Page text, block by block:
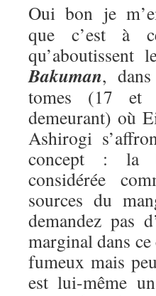
Oui bon je
que c’est à
qu’aboutissent
Bakuman,
tomes (17 et
demeurant) où
Ashirogi
concept : la
considérée
sources du
demandez pas
marginal dans ce
fumeux mais
est lui-même